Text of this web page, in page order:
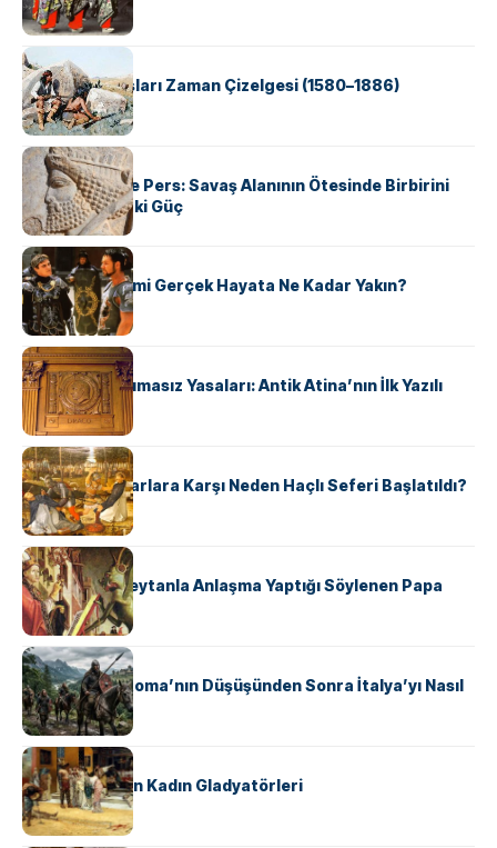
KÜLTÜR
Apache Savaşları Zaman Çizelgesi (1580–1886)
KÜLTÜR
Antik Yunan ve Pers: Savaş Alanının Ötesinde Birbirini
Şekillendiren İki Güç
KÜLTÜR
‘Gladiator’ Filmi Gerçek Hayata Ne Kadar Yakın?
KÜLTÜR
Draco’nun Acımasız Yasaları: Antik Atina’nın İlk Yazılı
Hukuk Kodu
KÜLTÜR
Avrupalı ​​Katharlara Karşı Neden Haçlı Seferi Başlatıldı?
KÜLTÜR
II. Silvester: Şeytanla Anlaşma Yaptığı Söylenen Papa
KÜLTÜR
Ostrogotlar Roma’nın Düşüşünden Sonra İtalya’yı Nasıl
Ele Geçirdi?
KÜLTÜR
Antik Roma’nın Kadın Gladyatörleri